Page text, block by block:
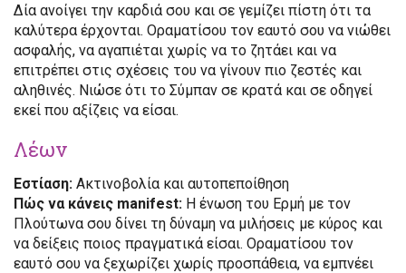
Δία ανοίγει την καρδιά σου και σε γεμίζει πίστη ότι τα
καλύτερα έρχονται. Οραματίσου τον εαυτό σου να νιώθει
ασφαλής, να αγαπιέται χωρίς να το ζητάει και να
επιτρέπει στις σχέσεις του να γίνουν πιο ζεστές και
αληθινές. Νιώσε ότι το Σύμπαν σε κρατά και σε οδηγεί
εκεί που αξίζεις να είσαι.
Λέων
Εστίαση: Ακτινοβολία και αυτοπεποίθηση
Πώς να κάνεις manifest: Η ένωση του Ερμή με τον
Πλούτωνα σου δίνει τη δύναμη να μιλήσεις με κύρος και
να δείξεις ποιος πραγματικά είσαι. Οραματίσου τον
εαυτό σου να ξεχωρίζει χωρίς προσπάθεια, να εμπνέει